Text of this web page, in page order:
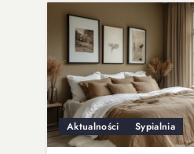
Aktualności Sypialnia